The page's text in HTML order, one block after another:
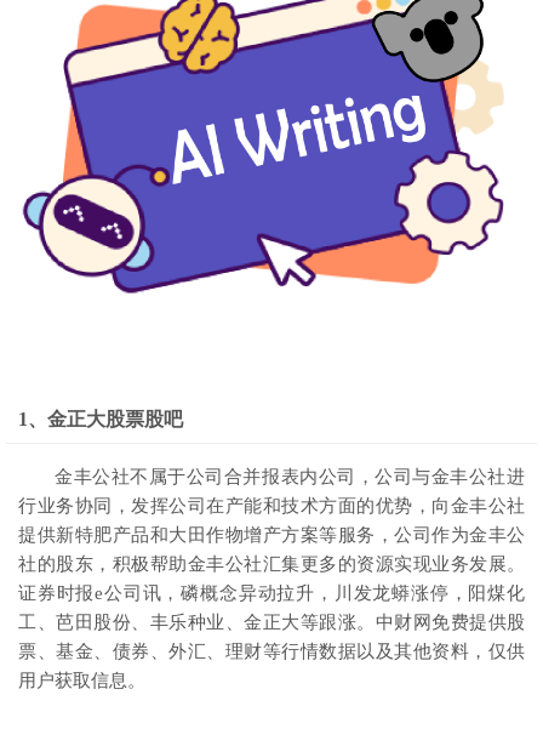
1、金正大股票股吧
金丰公社不属于公司合并报表内公司，公司与金丰公社进
行业务协同，发挥公司在产能和技术方面的优势，向金丰公社
提供新特肥产品和大田作物增产方案等服务，公司作为金丰公
社的股东，积极帮助金丰公社汇集更多的资源实现业务发展。
证券时报e公司讯，磷概念异动拉升，川发龙蟒涨停，阳煤化
工、芭田股份、丰乐种业、金正大等跟涨。中财网免费提供股
票、基金、债券、外汇、理财等行情数据以及其他资料，仅供
用户获取信息。